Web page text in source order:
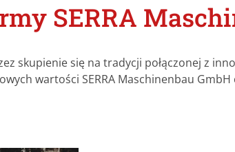
SERRA
skupienie się na tradycji połączonej z
wartości SERRA Maschinenbau